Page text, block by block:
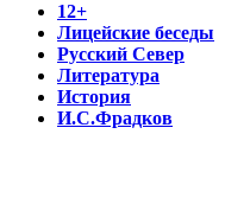
12+
Лицейские беседы
Русский Север
Литература
История
И.С.Фрадков